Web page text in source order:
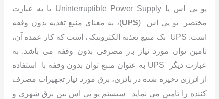
یو پی اس یا Uninterruptible Power Supply یا به عبارت
مختصر یو پی اس (UPS)، به معنای منبع تغذیه بدون وقفه
است. UPS یک منبع تغذیه الکترونیکی است که کار عمده آن،
تامین توان مورد نیاز بار مصرفی بدون وقفه می باشد. به
عبارت دیگر UPS به عنوان منبع توان بدون وقفه با استفاده
از انرژی ذخیره شده در باتری، برق مورد نیاز تجهیزات مصرف
کننده را تامین می نماید. سیستم یو پی اس بین برق شهری و